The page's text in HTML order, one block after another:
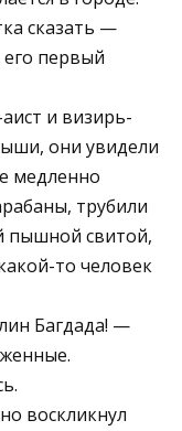
сказать —
его первый
и визирь-
они увидели
медленно
трубили
пышной свитой,
то человек
Багдада! —
воскликнул